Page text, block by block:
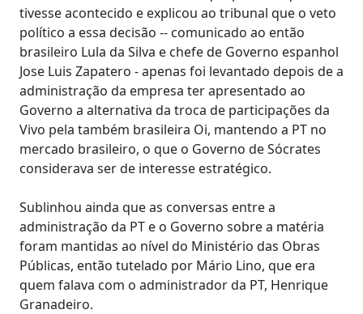
tivesse acontecido e explicou ao tribunal que o veto
político a essa decisão -- comunicado ao então
brasileiro Lula da Silva e chefe de Governo espanhol
Jose Luis Zapatero - apenas foi levantado depois de a
administração da empresa ter apresentado ao
Governo a alternativa da troca de participações da
Vivo pela também brasileira Oi, mantendo a PT no
mercado brasileiro, o que o Governo de Sócrates
considerava ser de interesse estratégico.
Sublinhou ainda que as conversas entre a
administração da PT e o Governo sobre a matéria
foram mantidas ao nível do Ministério das Obras
Públicas, então tutelado por Mário Lino, que era
quem falava com o administrador da PT, Henrique
Granadeiro.